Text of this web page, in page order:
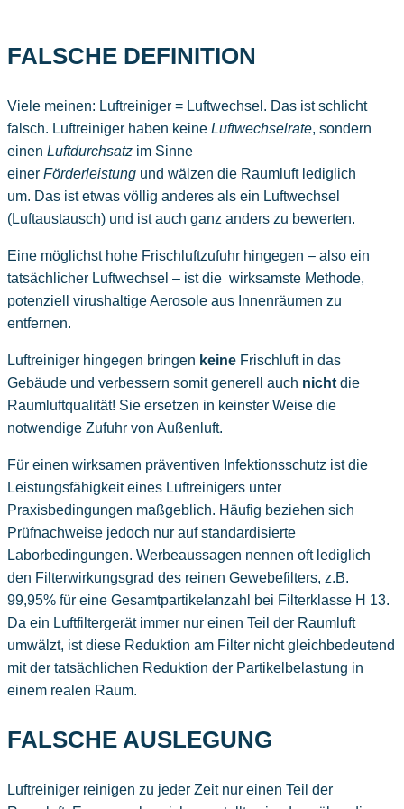
FALSCHE DEFINITION
Viele meinen: Luftreiniger = Luftwechsel. Das ist schlicht
falsch. Luftreiniger haben keine Luftwechselrate, sondern
einen Luftdurchsatz im Sinne
einer Förderleistung und wälzen die Raumluft lediglich
um. Das ist etwas völlig anderes als ein Luftwechsel
(Luftaustausch) und ist auch ganz anders zu bewerten.
Eine möglichst hohe Frischluftzufuhr hingegen – also ein
tatsächlicher Luftwechsel – ist die wirksamste Methode,
potenziell virushaltige Aerosole aus Innenräumen zu
entfernen.
Luftreiniger hingegen bringen keine Frischluft in das
Gebäude und verbessern somit generell auch nicht die
Raumluftqualität! Sie ersetzen in keinster Weise die
notwendige Zufuhr von Außenluft.
Für einen wirksamen präventiven Infektionsschutz ist die
Leistungsfähigkeit eines Luftreinigers unter
Praxisbedingungen maßgeblich. Häufig beziehen sich
Prüfnachweise jedoch nur auf standardisierte
Laborbedingungen. Werbeaussagen nennen oft lediglich
den Filterwirkungsgrad des reinen Gewebefilters, z.B.
99,95% für eine Gesamtpartikelanzahl bei Filterklasse H 13.
Da ein Luftfiltergerät immer nur einen Teil der Raumluft
umwälzt, ist diese Reduktion am Filter nicht gleichbedeutend
mit der tatsächlichen Reduktion der Partikelbelastung in
einem realen Raum.
FALSCHE AUSLEGUNG
Luftreiniger reinigen zu jeder Zeit nur einen Teil der